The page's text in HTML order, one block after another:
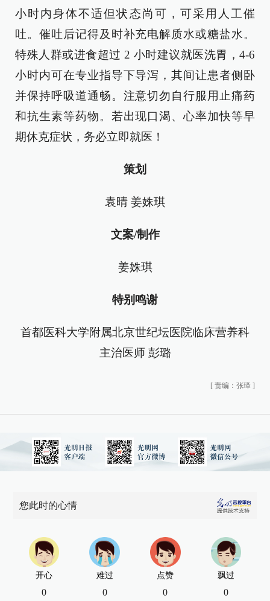
小时内身体不适但状态尚可，可采用人工催
吐。催吐后记得及时补充电解质水或糖盐水。
特殊人群或进食超过 2 小时建议就医洗胃，4-6
小时内可在专业指导下导泻，其间让患者侧卧
并保持呼吸道通畅。注意切勿自行服用止痛药
和抗生素等药物。若出现口渴、心率加快等早
期休克症状，务必立即就医！
策划
袁晴 姜姝琪
文案/制作
姜姝琪
特别鸣谢
首都医科大学附属北京世纪坛医院临床营养科
主治医师 彭璐
[ 责编：张璋 ]
您此时的心情
开心
0
难过
0
点赞
0
飘过
0